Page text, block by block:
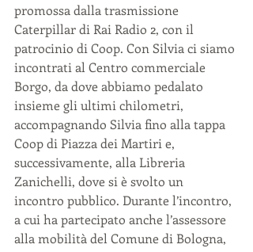
promossa dalla trasmissione
Caterpillar di Rai Radio 2, con il
patrocinio di Coop. Con Silvia ci siamo
incontrati al Centro commerciale
Borgo, da dove abbiamo pedalato
insieme gli ultimi chilometri,
accompagnando Silvia fino alla tappa
Coop di Piazza dei Martiri e,
successivamente, alla Libreria
Zanichelli, dove si è svolto un
incontro pubblico. Durante l’incontro,
a cui ha partecipato anche l’assessore
alla mobilità del Comune di Bologna,